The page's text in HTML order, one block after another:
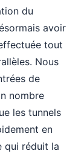
du
avoir
tout
Nous
de
nombre
les tunnels
en
qui réduit la